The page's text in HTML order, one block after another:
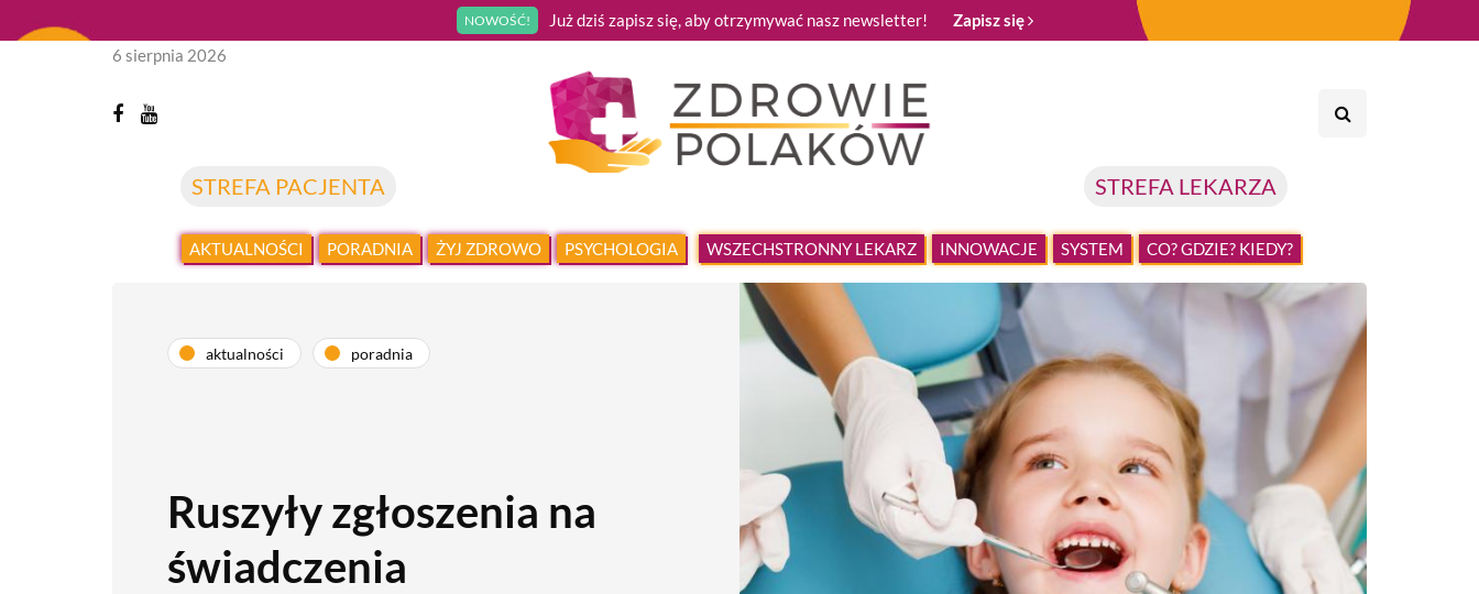
NOWOŚĆ! Już dziś zapisz się, aby otrzymywać nasz newsletter! Zapisz się
STREFA PACJENTA STREFA LEKARZA
6 sierpnia 2026
AKTUALNOŚCI PORADNIA ŻYJ ZDROWO PSYCHOLOGIA WSZECHSTRONNY LEKARZ INNOWACJE SYSTEM CO? GDZIE? KIEDY?
aktualności poradnia
Ruszyły zgłoszenia na
świadczenia